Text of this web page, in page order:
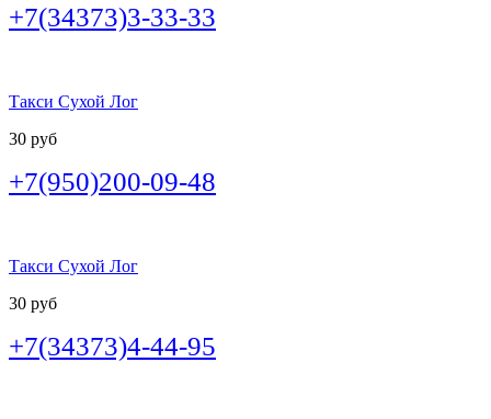
+7(34373)3-33-33
Такси Сухой Лог
30 руб
+7(950)200-09-48
Такси Сухой Лог
30 руб
+7(34373)4-44-95